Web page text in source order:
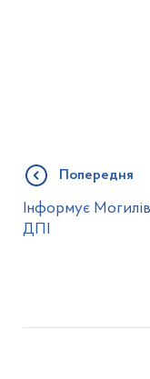
Попередня
Інформує
ДПІ